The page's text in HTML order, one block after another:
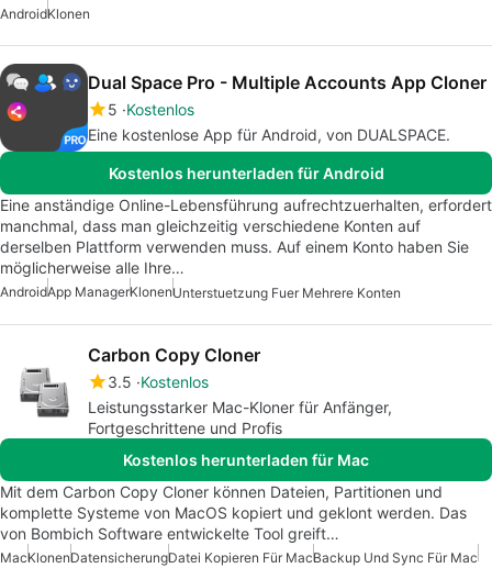
AndroidKlonen
Dual Space Pro - Multiple Accounts App Cloner
5 Kostenlos
Eine kostenlose App für Android, von DUALSPACE.
Kostenlos herunterladen für Android
Eine anständige Online-Lebensführung aufrechtzuerhalten, erfordert
manchmal, dass man gleichzeitig verschiedene Konten auf
derselben Plattform verwenden muss. Auf einem Konto haben Sie
möglicherweise alle Ihre…
AndroidApp ManagerKlonenUnterstuetzung Fuer Mehrere Konten
Carbon Copy Cloner
3.5 Kostenlos
Leistungsstarker Mac-Kloner für Anfänger,
Fortgeschrittene und Profis
Kostenlos herunterladen für Mac
Mit dem Carbon Copy Cloner können Dateien, Partitionen und
komplette Systeme von MacOS kopiert und geklont werden. Das
von Bombich Software entwickelte Tool greift…
MacKlonenDatensicherungDatei Kopieren Für MacBackup Und Sync Für Mac